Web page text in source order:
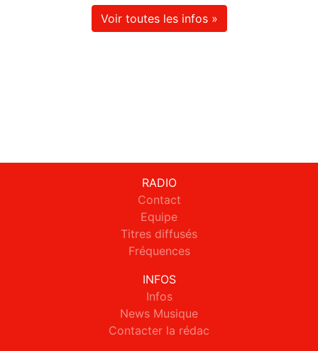
Voir toutes les infos »
RADIO
Contact
Equipe
Titres diffusés
Fréquences
INFOS
Infos
News Musique
Contacter la rédac